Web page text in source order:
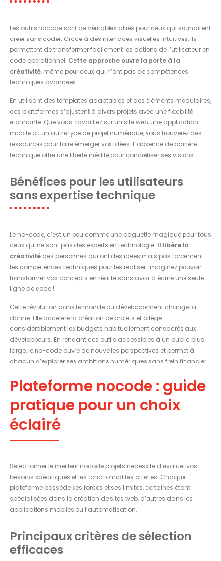
Les outils nocode sont de véritables alliés pour ceux qui souhaitent
créer sans coder. Grâce à des interfaces visuelles intuitives, ils
permettent de transformer facilement les actions de l’utilisateur en
code opérationnel. Cette approche ouvre la porte à la
créativité, même pour ceux qui n’ont pas de compétences
techniques avancées.
En utilisant des templates adaptables et des éléments modulaires,
ces plateformes s’ajustent à divers projets avec une flexibilité
étonnante. Que vous travailliez sur un site web, une application
mobile ou un autre type de projet numérique, vous trouverez des
ressources pour faire émerger vos idées. L’absence de barrière
technique offre une liberté inédite pour concrétiser ses visions.
Bénéfices pour les utilisateurs
sans expertise technique
Le no-code, c’est un peu comme une baguette magique pour tous
ceux qui ne sont pas des experts en technologie. Il libère la
créativité des personnes qui ont des idées mais pas forcément
les compétences techniques pour les réaliser. Imaginez pouvoir
transformer vos concepts en réalité sans avoir à écrire une seule
ligne de code !
Cette révolution dans le monde du développement change la
donne. Elle accélère la création de projets et allège
considérablement les budgets habituellement consacrés aux
développeurs. En rendant ces outils accessibles à un public plus
large, le no-code ouvre de nouvelles perspectives et permet à
chacun d’explorer ses ambitions numériques sans frein financier.
Plateforme nocode : guide
pratique pour un choix
éclairé
Sélectionner le meilleur nocode projets nécessite d’évaluer vos
besoins spécifiques et les fonctionnalités offertes. Chaque
plateforme possède ses forces et ses limites, certaines étant
spécialisées dans la création de sites web, d’autres dans les
applications mobiles ou l’automatisation.
Principaux critères de sélection
efficaces